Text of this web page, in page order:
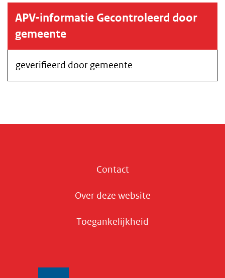
APV-informatie Gecontroleerd door
gemeente
geverifieerd door gemeente
Contact
Over deze website
Toegankelijkheid